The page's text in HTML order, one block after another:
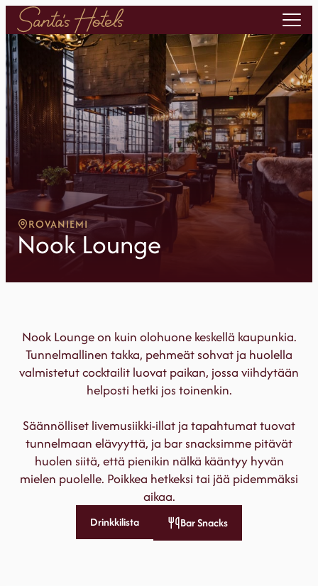
ROVANIEMI
Nook Lounge
Nook Lounge on kuin olohuone keskellä kaupunkia.
Tunnelmallinen takka, pehmeät sohvat ja huolella
valmistetut cocktailit luovat paikan, jossa viihdytään
helposti hetki jos toinenkin.
Säännölliset livemusiikki-illat ja tapahtumat tuovat
tunnelmaan elävyyttä, ja bar snacksimme pitävät
huolen siitä, että pienikin nälkä kääntyy hyvän
mielen puolelle. Poikkea hetkeksi tai jää pidemmäksi
aikaa.
Drinkkilista Bar Snacks